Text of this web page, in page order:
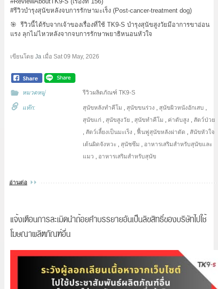
#รีวิวบำรุงสุนัขหลังจบการรักษามะเร็ง (Post-cancer-treatment dog)
🎯 รีวิวนี้ได้รับจากเจ้าของเรื่องที่ใช้ TK9-S บำรุงสุนัขสูงวัยมีอาการขาอ่อน
แรง ลุกไม่ไหวหลังจากจบการรักษาพยาธิหนอนหัวใจ
เขียนโดย Jaเมื่อ Sat 09 May, 2026
หมวดหมู่ รีวิวผลิตภัณฑ์ TK9-S
แท๊ก: สุนัขหลังทำคีโม , สุนัขขนร่วง , สุนัขผิวหนังอักเสบ ,
สุนัขแก่ , สุนัขสูงวัย , สุนัขทำคีโม , ค่าตับสูง , สัตว์ป่วย
, สัตว์เลี้ยงเป็นมะเร็ง ,ฟื้นฟูสุนัขหลังผ่าตัด , สันัขหัวใจ
เต้นผิดจังหวะ , สุนัชซึม , อาหารเสริมสำหรับสุนัขและ
แมว , อาหารเสริมสำหรับสุนัข
อ่านต่อ
แจ้งเตือนการละเมิดนำถ้อยคำบรรยายอันเป็นลิขสิทธิ์ของบริษัทไปใช้
โฆษณาผลิตภัณฑ์อื่น